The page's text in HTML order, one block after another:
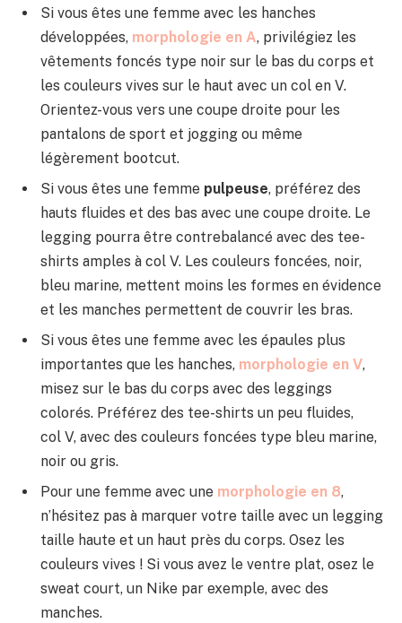
Si vous êtes une femme avec les hanches
développées, morphologie en A, privilégiez les
vêtements foncés type noir sur le bas du corps et
les couleurs vives sur le haut avec un col en V.
Orientez-vous vers une coupe droite pour les
pantalons de sport et jogging ou même
légèrement bootcut.
Si vous êtes une femme pulpeuse, préférez des
hauts fluides et des bas avec une coupe droite. Le
legging pourra être contrebalancé avec des tee-
shirts amples à col V. Les couleurs foncées, noir,
bleu marine, mettent moins les formes en évidence
et les manches permettent de couvrir les bras.
Si vous êtes une femme avec les épaules plus
importantes que les hanches, morphologie en V,
misez sur le bas du corps avec des leggings
colorés. Préférez des tee-shirts un peu fluides,
col V, avec des couleurs foncées type bleu marine,
noir ou gris.
Pour une femme avec une morphologie en 8,
n’hésitez pas à marquer votre taille avec un legging
taille haute et un haut près du corps. Osez les
couleurs vives ! Si vous avez le ventre plat, osez le
sweat court, un Nike par exemple, avec des
manches.